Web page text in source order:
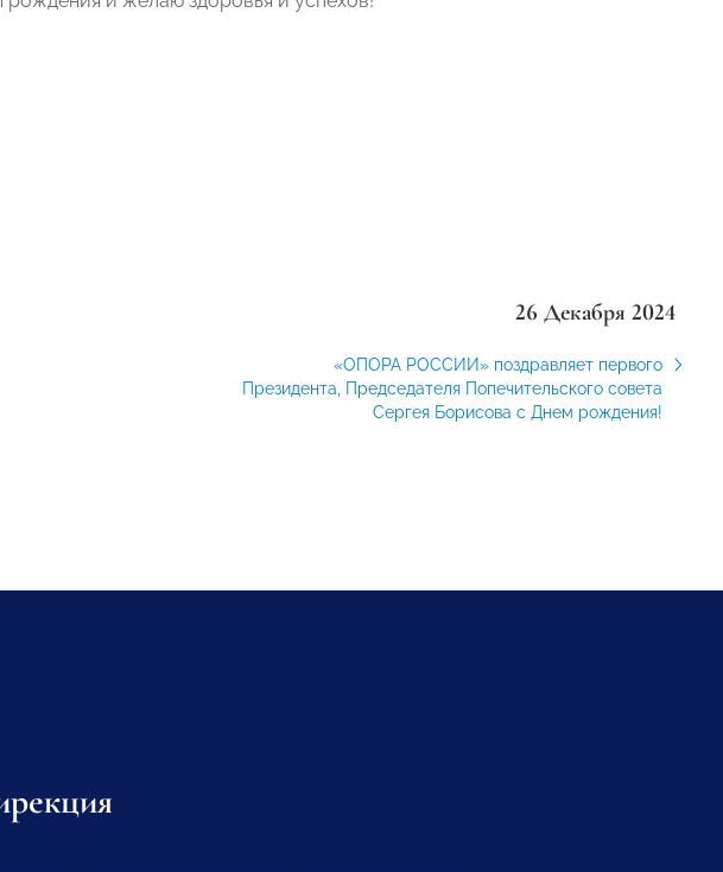
26 Декабря 2024
«ОПОРА РОССИИ» поздравляет первого
Президента, Председателя Попечительского совета
Сергея Борисова с Днем рождения!